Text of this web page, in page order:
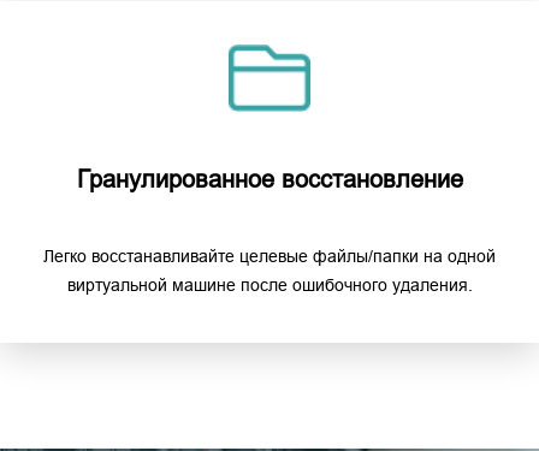
Гранулированное восстановление
Легко восстанавливайте целевые файлы/папки на одной
виртуальной машине после ошибочного удаления.